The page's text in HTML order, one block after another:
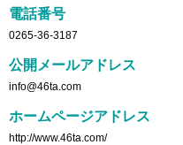
電話番号
0265-36-3187
公開メールアドレス
info@46ta.com
ホームページアドレス
http://www.46ta.com/